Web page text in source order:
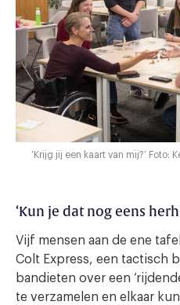
‘Krijg jij een kaart van mij?’ Foto:
‘Kun je dat nog eens
Vijf mensen aan de ene
Colt Express, een tactisch
bandieten over een
te verzamelen en elkaar